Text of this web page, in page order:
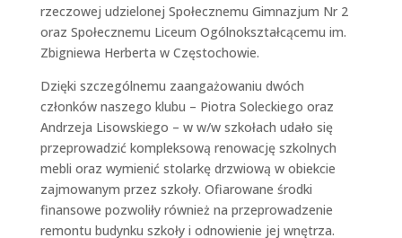
rzeczowej udzielonej Społecznemu Gimnazjum Nr 2
oraz Społecznemu Liceum Ogólnokształcącemu im.
Zbigniewa Herberta w Częstochowie.
Dzięki szczególnemu zaangażowaniu dwóch
członków naszego klubu – Piotra Soleckiego oraz
Andrzeja Lisowskiego – w w/w szkołach udało się
przeprowadzić kompleksową renowację szkolnych
mebli oraz wymienić stolarkę drzwiową w obiekcie
zajmowanym przez szkoły. Ofiarowane środki
finansowe pozwoliły również na przeprowadzenie
remontu budynku szkoły i odnowienie jej wnętrza.